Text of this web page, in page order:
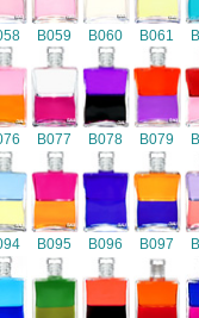
B059 B060 B061
B077 B078 B079
B095 B096 B097